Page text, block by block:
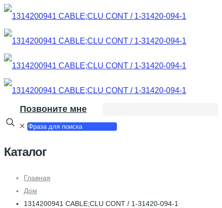
Позвоните мне
✕
Каталог
Главная
Дом
1314200941 CABLE;CLU CONT / 1-31420-094-1